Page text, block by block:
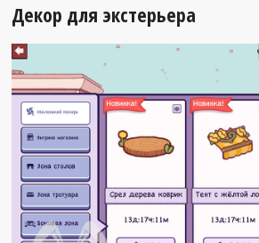
Декор для экстерьера